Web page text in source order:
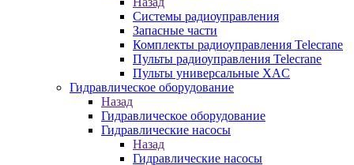
Системы радиоуправления
Запасные части
Комплекты радиоуправления Telecrane
Пульты радиоуправления Telecrane
Пульты универсальные XAC
Гидравлическое оборудование
Назад
Гидравлическое оборудование
Гидравлические насосы
Назад
Гидравлические насосы